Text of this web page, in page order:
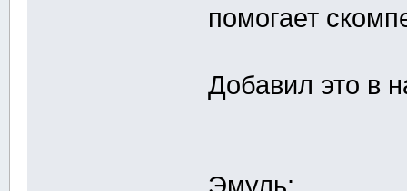
помогает
Добавил это в